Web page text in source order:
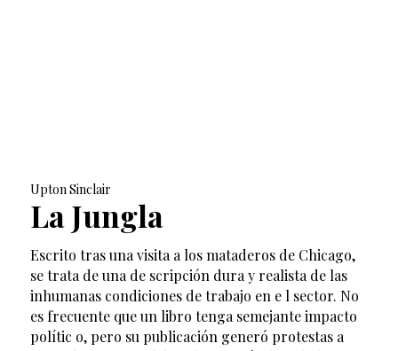
Upton Sinclair
La Jungla
Escrito tras una visita a los mataderos de Chicago,
se trata de una de scripción dura y realista de las
inhumanas condiciones de trabajo en e l sector. No
es frecuente que un libro tenga semejante impacto
polític o, pero su publicación generó protestas a